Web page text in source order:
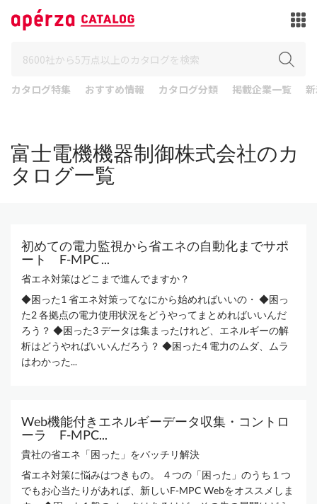
カタログ特集 おすすめ情報 カタログ分類 掲載企業一覧
富士電機機器制御株式会社のカ
タログ一覧
初めての電力監視から省エネの自動化までサポ
ート F-MPC ...
省エネ対策はどこまで進んでますか？
◆困った1 省エネ対策ってなにから始めればいいの・ ◆困っ
た2 各拠点の電力使用状況をどうやってまとめればいいんだ
ろう？ ◆困った3 データは集まったけれど、エネルギーの解
析はどうやればいいんだろう？ ◆困った4 電力のムダ、ムラ
はわかった...
Web機能付きエネルギーデータ収集・コントロ
ーラ F-MPC...
貴社の省エネ「困った」をバッチリ解決
省エネ対策に悩みはつきもの。 ４つの「困った」のうち１つ
でもお心当たりがあれば、新しいF-MPC Webをオススメしま